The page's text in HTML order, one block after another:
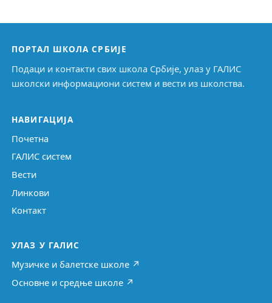
ПОРТАЛ ШКОЛА СРБИЈЕ
Подаци и контакти свих школа Србије, улаз у ГАЛИС
школски информациони систем и вести из школства.
НАВИГАЦИЈА
Почетна
ГАЛИС систем
Вести
Линкови
Контакт
УЛАЗ У ГАЛИС
Музичке и балетске школе ↗
Основне и средње школе ↗